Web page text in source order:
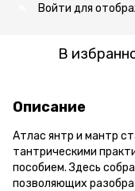
Войти для
В
Описание
Атлас янтр и мантр
тантрическими
пособием. Здесь
позволяющих